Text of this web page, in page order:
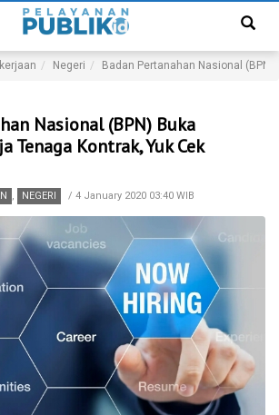
Negeri Badan Pertanahan Nasional (BPN)
Nasional (BPN) Buka
Tenaga Kontrak, Yuk Cek
, NEGERI / 4 January 2020 03:40 WIB